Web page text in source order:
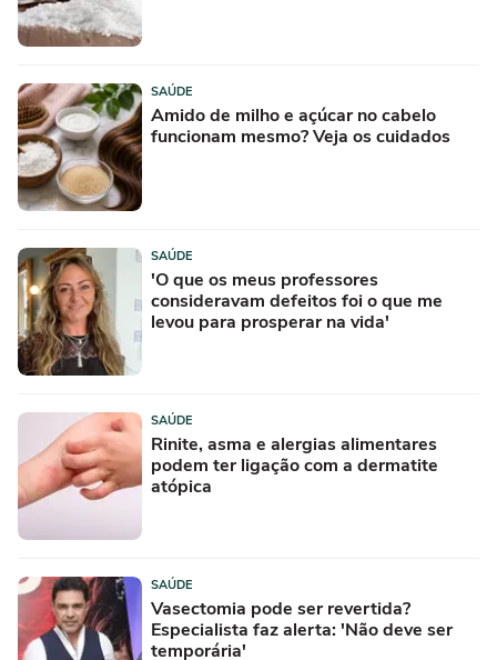
SAÚDE
Amido de milho e açúcar no cabelo
funcionam mesmo? Veja os cuidados
SAÚDE
'O que os meus professores
consideravam defeitos foi o que me
levou para prosperar na vida'
SAÚDE
Rinite, asma e alergias alimentares
podem ter ligação com a dermatite
atópica
SAÚDE
Vasectomia pode ser revertida?
Especialista faz alerta: 'Não deve ser
temporária'